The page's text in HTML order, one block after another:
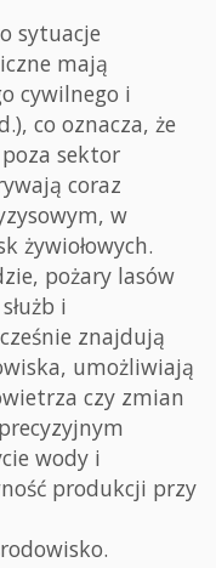
sytuacje
mają
cywilnego i
co oznacza, że
sektor
coraz
w
żywiołowych.
pożary lasów
i
znajdują
umożliwiają
czy zmian
wody i
produkcji przy